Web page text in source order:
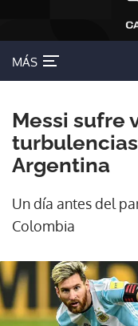
MÁS
Messi sufre
Argentina
Un día antes del
Colombia